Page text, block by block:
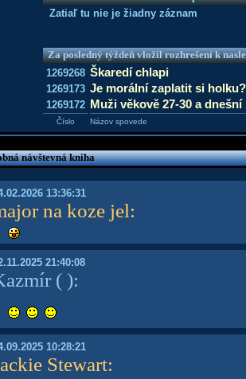
Zatiaľ tu nie je žiadny záznam
Za posledný týždeň vložil rozhrešení k
1269268 Škaredí chlapi
1269173 Je morální zaplatit si holku?
1269172 Muži věkově 27-30 a
Číslo Názov spovede
návštevná kniha
13:36:31
na koze jel:
21:40:08
( ):
10:28:21
Stewart: